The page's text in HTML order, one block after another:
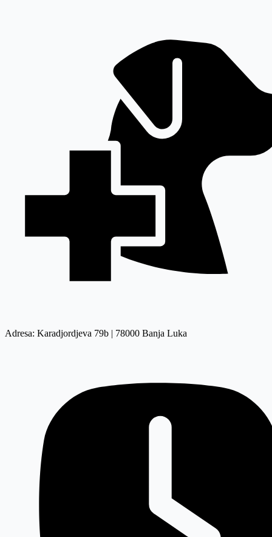
Adresa: Karadjordjeva 79b | 78000 Banja Luka